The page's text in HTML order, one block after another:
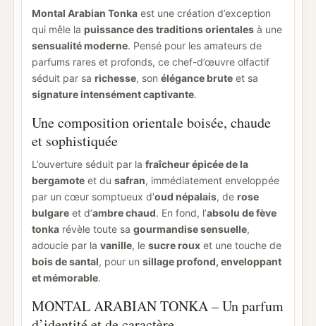
Montal Arabian Tonka est une création d’exception
qui mêle la puissance des traditions orientales à une
sensualité moderne. Pensé pour les amateurs de
parfums rares et profonds, ce chef-d’œuvre olfactif
séduit par sa richesse, son élégance brute et sa
signature intensément captivante.
Une composition orientale boisée, chaude
et sophistiquée
L’ouverture séduit par la fraîcheur épicée de la
bergamote et du safran, immédiatement enveloppée
par un cœur somptueux d’oud népalais, de rose
bulgare et d’ambre chaud. En fond, l’absolu de fève
tonka révèle toute sa gourmandise sensuelle,
adoucie par la vanille, le sucre roux et une touche de
bois de santal, pour un sillage profond, enveloppant
et mémorable.
MONTAL ARABIAN TONKA – Un parfum